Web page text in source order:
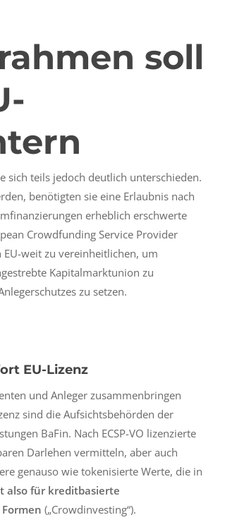
soll
sich teils jedoch deutlich unterschieden.
benötigten sie eine Erlaubnis nach
erheblich erschwerte
Crowdfunding Service Provider
weit zu vereinheitlichen, um
Kapitalmarktunion zu
zu setzen.
EU-Lizenz
und Anleger zusammenbringen
sind die Aufsichtsbehörden der
BaFin. Nach ECSP-VO lizenzierte
Darlehen vermitteln, aber auch
genauso wie tokenisierte Werte, die in
also für kreditbasierte
(„Crowdinvesting“).